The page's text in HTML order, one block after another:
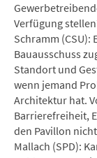
Verfügung
Schramm (CSU):
Bauausschuss
Standort und
wenn jemand
Architektur hat.
Barrierefreiheit,
den Pavillon
Mallach (SPD):